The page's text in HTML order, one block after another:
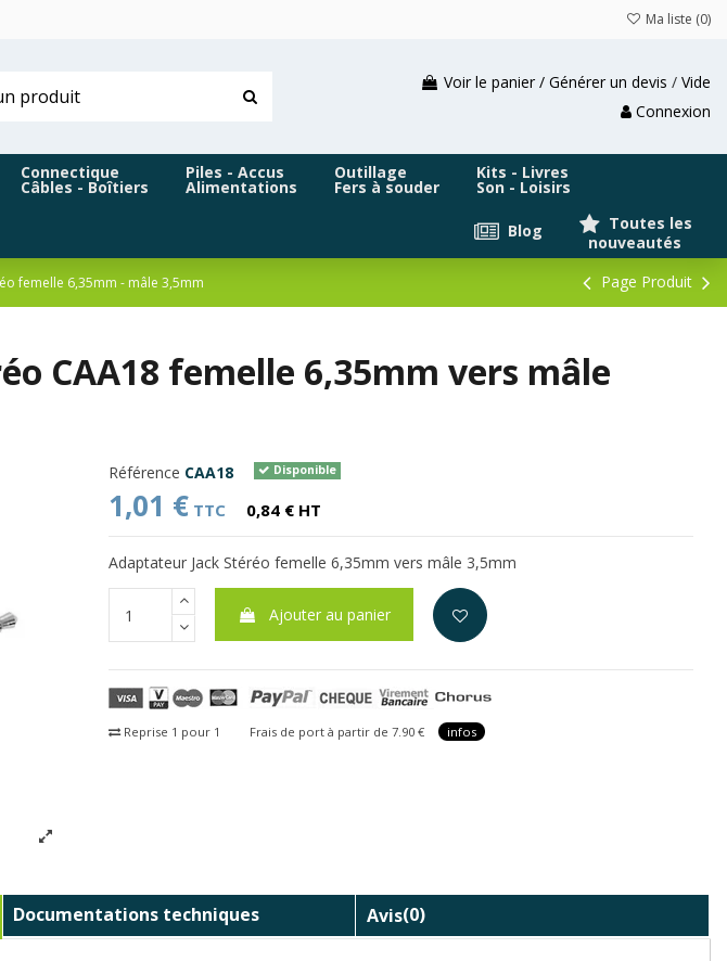
Ma liste (0)
Voir le panier / Générer un devis / Vide
Connexion
Connectique
Câbles - Boîtiers
Piles - Accus
Alimentations
Outillage
Fers à souder
Kits - Livres
Son - Loisirs
Toutes les
nouveautés
Blog
femelle 6,35mm - mâle 3,5mm Page Produit
CAA18 femelle 6,35mm vers mâle
Référence CAA18 Disponible
1,01 € TTC 0,84 € HT
Adaptateur Jack Stéréo femelle 6,35mm vers mâle 3,5mm
Ajouter au panier
Reprise 1 pour 1 Frais de port à partir de 7.90 € infos
Documentations techniques Avis(0)